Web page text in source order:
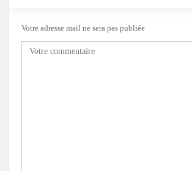
Votre adresse mail ne sera pas publiée